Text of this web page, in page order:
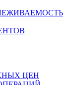
ЦЕН